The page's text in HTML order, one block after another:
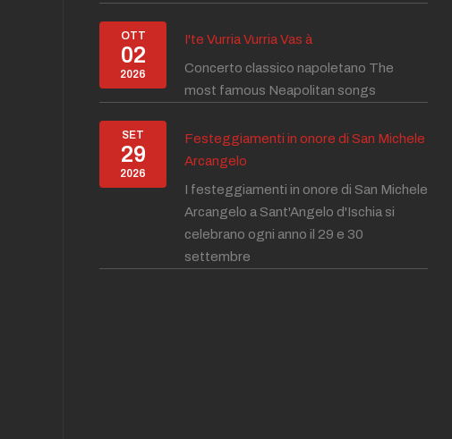
OTT
02
2026
I'te Vurria Vurria Vas à
Concerto classico napoletano The
most famous Neapolitan songs
SET
29
2026
Festeggiamenti in onore di San Michele
Arcangelo
I festeggiamenti in onore di San Michele
Arcangelo a Sant'Angelo d'Ischia si
celebrano ogni anno il 29 e 30
settembre